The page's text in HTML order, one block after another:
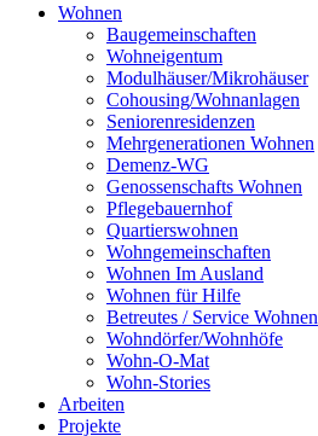
Wohnen
Baugemeinschaften
Wohneigentum
Modulhäuser/Mikrohäuser
Cohousing/Wohnanlagen
Seniorenresidenzen
Mehrgenerationen Wohnen
Demenz-WG
Genossenschafts Wohnen
Pflegebauernhof
Quartierswohnen
Wohngemeinschaften
Wohnen Im Ausland
Wohnen für Hilfe
Betreutes / Service Wohnen
Wohndörfer/Wohnhöfe
Wohn-O-Mat
Wohn-Stories
Arbeiten
Projekte